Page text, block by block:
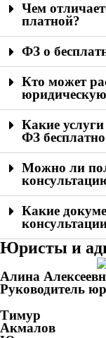
Чем
платной?
ФЗ о
Кто может
Какие
ФЗ
Можно ли
Какие
Юристы и
Алина
Руководитель
Тимур
Акмалов